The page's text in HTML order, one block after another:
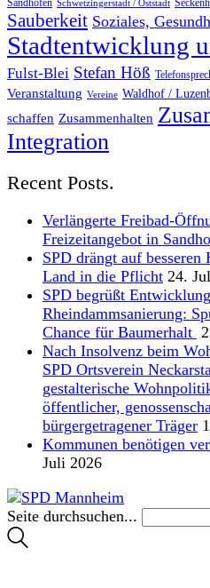
Sandhofen Schwetzingerstadt / Oststadt
Sauberkeit Soziales,
Stadtentwicklung
Fulst-Blei Stefan Höß
Veranstaltung Vereine Waldhof /
schaffen Zusammenhalten
Integration
Recent Posts.
Verlängerte Freibad-
Freizeitangebot in
SPD drängt auf
Land in die Pflicht 24.
SPD begrüßt
Rheindammsanierung:
Chance für Baumerhalt
Nach Insolvenz beim
SPD Ortsverein
gestalterische
öffentlicher,
bürgergetragener Träger
Kommunen benötigen
Juli 2026
Seite durchsuchen...